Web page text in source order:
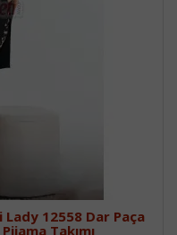
Lady 12558 Dar Paça
Takımı